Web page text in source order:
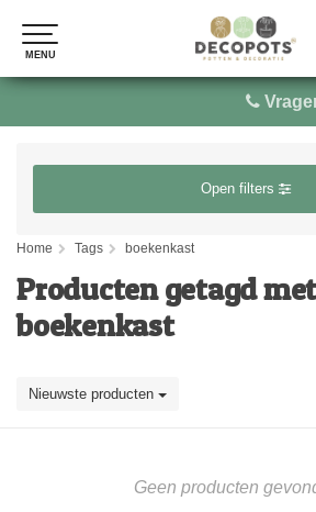
MENU
MENU
Open filters
Home Tags boekenkast
Producten getagd met
boekenkast
Nieuwste producten
Geen producten